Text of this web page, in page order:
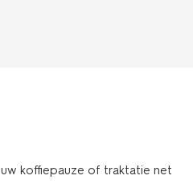
koffiepauze of traktatie net